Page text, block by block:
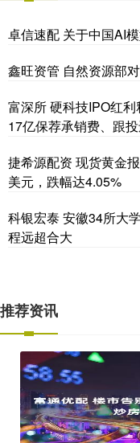
卓信速配 关于中国AI
鑫旺资管 自然资源部
富深所 硬科技IPO红利
17亿保荐承销费、跟
捷希源配资 现货黄金
美元，跌幅达4.05%
科银宏泰 安徽34所大
程远超合大
推荐资讯